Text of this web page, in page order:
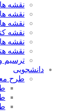
نقشه
نقشه
نقشه
نقشه
نقشه
نقشه
ترسیم
دانشجویی
طرح